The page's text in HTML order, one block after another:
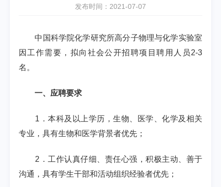
发布时间：2021-07-07
中国科学院化学研究所高分子物理与化学实验室
因工作需要，拟向社会公开招聘项目聘用人员2-3
名。
一、应聘要求
1 ．本科及以上学历，生物、医学、化学及相关
专业，具有生物和医学背景者优先；
2 ．工作认真仔细、责任心强，积极主动、善于
沟通，具有学生干部和活动组织经验者优先；